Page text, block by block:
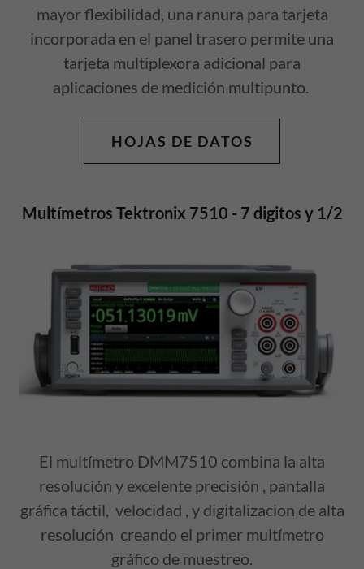
mayor flexibilidad, una ranura para tarjeta
incorporada en el panel trasero permite una
tarjeta multiplexora adicional para
aplicaciones de medición multipunto.
HOJAS DE DATOS
Multímetros Tektronix 7510 - 7 digitos y 1/2
El multímetro DMM7510 combina la alta
resolución y excelente precisión , pantalla
gráfica táctil, velocidad , y digitalizacion de alta
resolución creando el primer multímetro
gráfico de muestreo.